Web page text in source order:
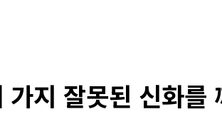
지 잘못된 신화를